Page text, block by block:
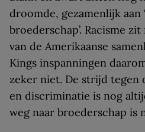
droomde, gezamenlijk aan
broederschap’. Racisme
van de Amerikaanse
Kings inspanningen
zeker niet. De strijd tegen
en discriminatie is nog
weg naar broederschap is